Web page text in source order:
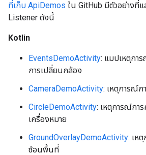
ที่เก็บ ApiDemos ใน GitHub มีตัวอย่างที่
Listener ดังนี้
Kotlin
EventsDemoActivity: แมปเหตุกา
การเปลี่ยนกล้อง
CameraDemoActivity: เหตุการณ์ก
CircleDemoActivity: เหตุการณ์กา
เครื่องหมาย
GroundOverlayDemoActivity: เห
ซ้อนพื้นที่